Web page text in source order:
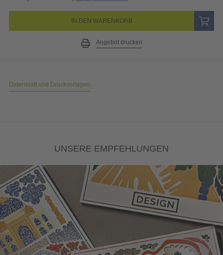
IN DEN WARENKORB
Angebot drucken
Datenblatt und Druckvorlagen
UNSERE EMPFEHLUNGEN